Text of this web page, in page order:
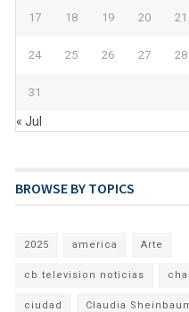
17 18 19 20 21
24 25 26 27 28
31
« Jul
BROWSE BY TOPICS
2025 america Arte
cb television noticias
ciudad Claudia